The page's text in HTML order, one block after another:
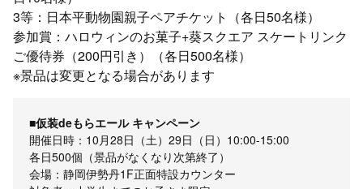
3等：日本平動物園親子ペアチケット（各日50名様）
参加賞：ハロウィンのお菓子+葵スクエア スケートリンク
ご優待券（200円引き）（各日500名様）
※景品は変更となる場合があります
■仮装deもらエール キャンペーン
開催日時：10月28日（土）29日（日）10:00-15:00
各日500個（景品がなくなり次第終了）
会場：静岡伊勢丹1F正面特設カウンター